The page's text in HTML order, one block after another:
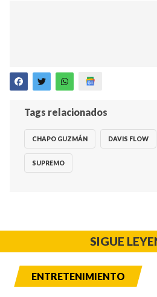
Tags relacionados
CHAPO GUZMÁN DAVIS FLOW
SUPREMO
SIGUE
ENTRETENIMIENTO